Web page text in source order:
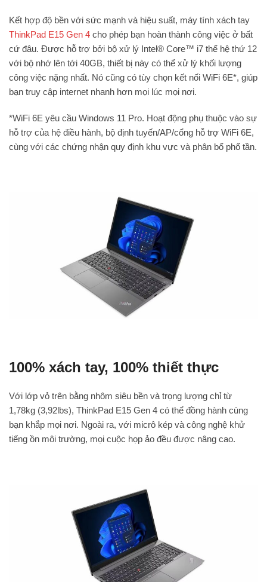
Kết hợp độ bền với sức mạnh và hiệu suất, máy tính xách tay
ThinkPad E15 Gen 4 cho phép bạn hoàn thành công việc ở bất
cứ đâu. Được hỗ trợ bởi bộ xử lý Intel® Core™ i7 thế hệ thứ 12
với bộ nhớ lên tới 40GB, thiết bị này có thể xử lý khối lượng
công việc nặng nhất. Nó cũng có tùy chọn kết nối WiFi 6E*, giúp
bạn truy cập internet nhanh hơn mọi lúc mọi nơi.
*WiFi 6E yêu cầu Windows 11 Pro. Hoạt động phụ thuộc vào sự
hỗ trợ của hệ điều hành, bộ định tuyến/AP/cổng hỗ trợ WiFi 6E,
cùng với các chứng nhận quy định khu vực và phân bổ phổ tần.
100% xách tay, 100% thiết thực
Với lớp vỏ trên bằng nhôm siêu bền và trọng lượng chỉ từ
1,78kg (3,92lbs), ThinkPad E15 Gen 4 có thể đồng hành cùng
bạn khắp mọi nơi. Ngoài ra, với micrô kép và công nghệ khử
tiếng ồn môi trường, mọi cuộc họp ảo đều được nâng cao.